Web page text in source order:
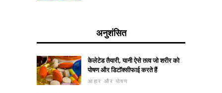
अनुशंसित
केलेटेड तैयारी, यानी ऐसे तत्व जो शरीर को
पोषण और डिटॉक्सीफाई करते हैं
आहार और पोषण